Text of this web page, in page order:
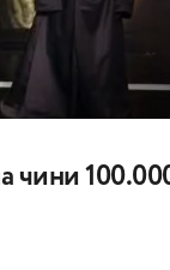
чини